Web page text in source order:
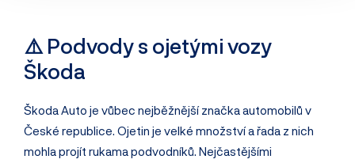
⚠️ Podvody s ojetými vozy
Škoda
Škoda Auto je vůbec nejběžnější značka automobilů v
České republice. Ojetin je velké množství a řada z nich
mohla projít rukama podvodníků. Nejčastějšími